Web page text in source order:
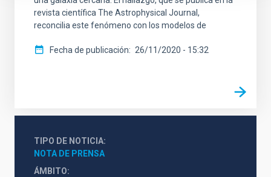
revista científica The Astrophysical Journal,
reconcilia este fenómeno con los modelos de
Fecha de publicación 26/11/2020 - 15:32
TIPO DE NOTICIA
NOTA DE PRENSA
ÁMBITO